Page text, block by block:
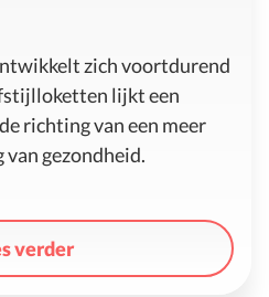
zich voortdurend
lijkt een
richting van een meer
gezondheid.
verder